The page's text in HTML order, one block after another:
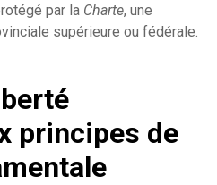
par la Charte, une
supérieure ou fédérale.
principes de